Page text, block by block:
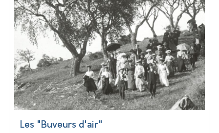
Les "Buveurs d'air"